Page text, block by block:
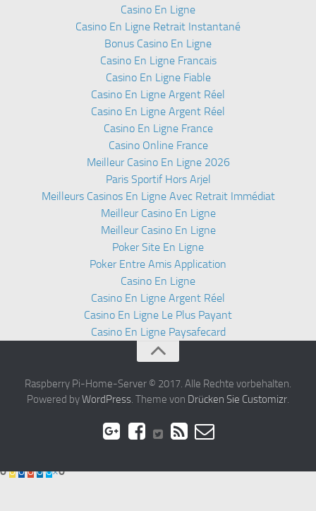
Casino En Ligne
Casino En Ligne Retrait Instantané
Bonus Casino En Ligne
Casino En Ligne Francais
Casino En Ligne Fiable
Casino En Ligne Argent Réel
Casino En Ligne Argent Réel
Casino En Ligne France
Casino Online France
Meilleur Casino En Ligne 2026
Paris Sportif Hors Arjel
Meilleurs Casinos En Ligne Avec Retrait Immédiat
Meilleur Casino En Ligne
Meilleur Casino En Ligne
Poker Site En Ligne
Poker Entre Amis Application
Casino En Ligne
Casino En Ligne Argent Réel
Casino En Ligne Le Plus Payant
Casino En Ligne Paysafecard
Raspberry Pi-Home-Server © 2017. Alle Rechte vorbehalten.
Powered byWordPress. Theme von Drücken Sie Customizr.
0 0 0 0 0 0×0